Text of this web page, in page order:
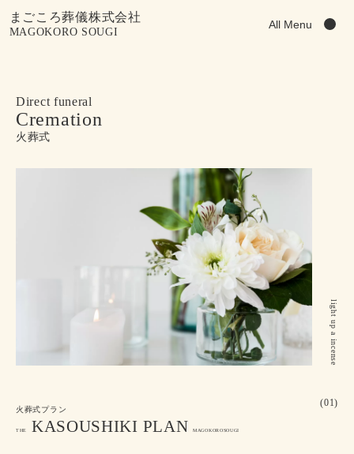
まごころ葬儀株式会社
MAGOKORO SOUGI
All Menu
Direct funeral
Cremation
火葬式
light up a incense
火葬式プラン
THE KASOUSHIKI PLANMAGOKOROSOUGI
(01)